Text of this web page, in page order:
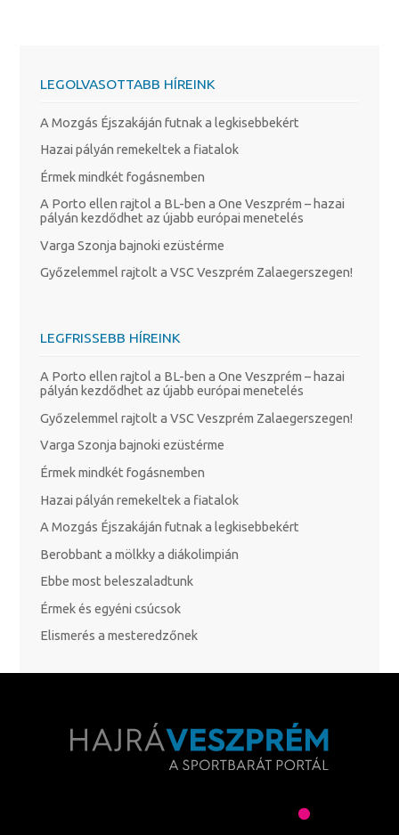
LEGOLVASOTTABB HÍREINK
A Mozgás Éjszakáján futnak a legkisebbekért
Hazai pályán remekeltek a fiatalok
Érmek mindkét fogásnemben
A Porto ellen rajtol a BL-ben a One Veszprém – hazai
pályán kezdődhet az újabb európai menetelés
Varga Szonja bajnoki ezüstérme
Győzelemmel rajtolt a VSC Veszprém Zalaegerszegen!
LEGFRISSEBB HÍREINK
A Porto ellen rajtol a BL-ben a One Veszprém – hazai
pályán kezdődhet az újabb európai menetelés
Győzelemmel rajtolt a VSC Veszprém Zalaegerszegen!
Varga Szonja bajnoki ezüstérme
Érmek mindkét fogásnemben
Hazai pályán remekeltek a fiatalok
A Mozgás Éjszakáján futnak a legkisebbekért
Berobbant a mölkky a diákolimpián
Ebbe most beleszaladtunk
Érmek és egyéni csúcsok
Elismerés a mesteredzőnek